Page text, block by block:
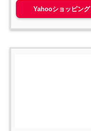
Yahooショッピング